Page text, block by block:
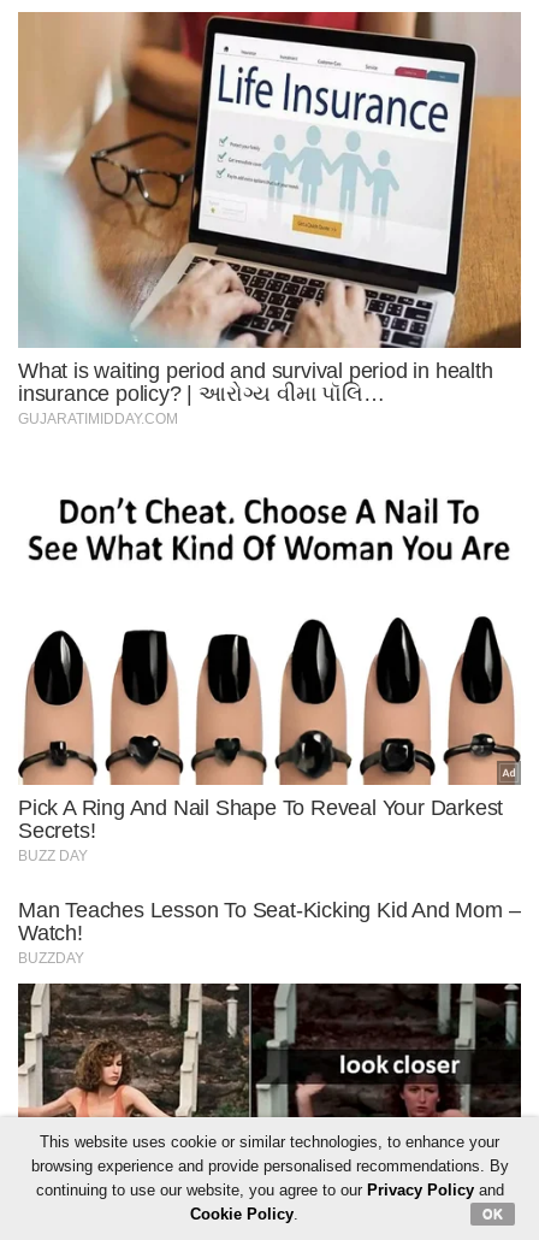
This website uses cookie or similar technologies, to enhance your
browsing experience and provide personalised recommendations. By
continuing to use our website, you agree to our Privacy Policyand
Cookie Policy. OK